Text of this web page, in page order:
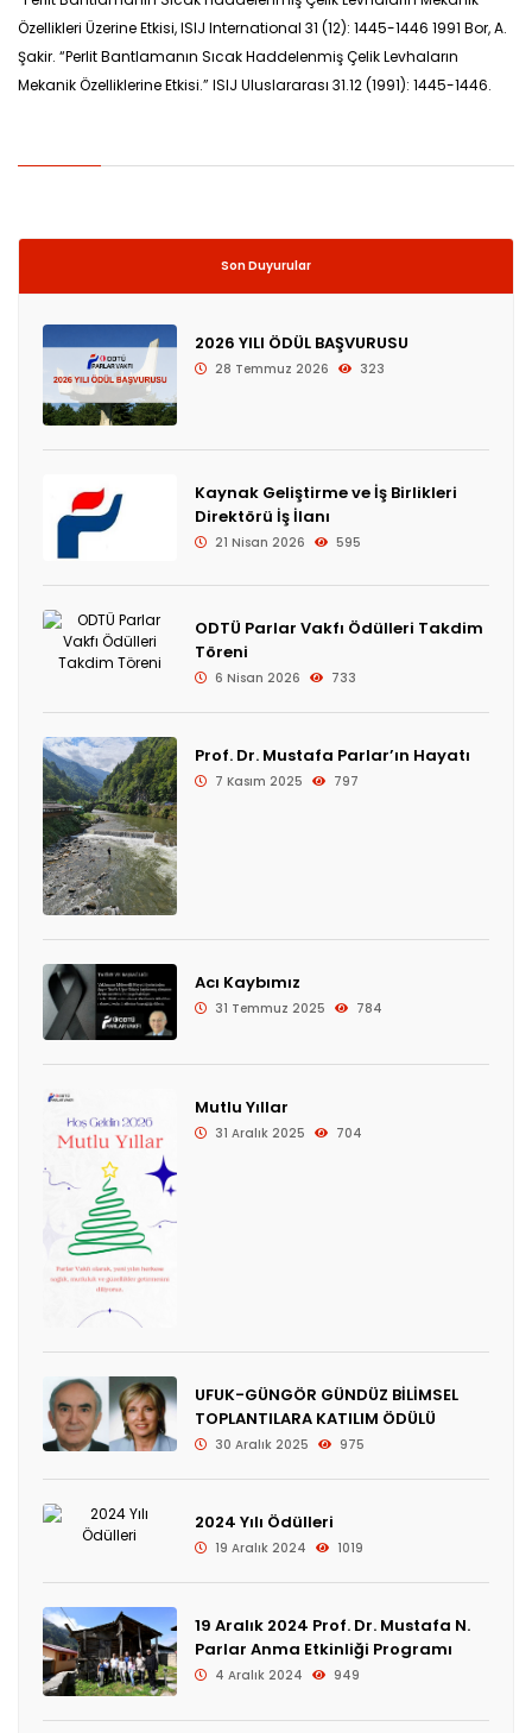
Özellikleri Üzerine Etkisi, ISIJ International 31 (12): 1445-1446 1991 Bor, A.
Şakir. “Perlit Bantlamanın Sıcak Haddelenmiş Çelik Levhaların
Mekanik Özelliklerine Etkisi.” ISIJ Uluslararası 31.12 (1991): 1445-1446.
Son Duyurular
2026 YILI ÖDÜL BAŞVURUSU
28 Temmuz 2026 323
Kaynak Geliştirme ve İş Birlikleri
Direktörü İş İlanı
21 Nisan 2026 595
ODTÜ Parlar Vakfı Ödülleri Takdim
Töreni
6 Nisan 2026 733
Prof. Dr. Mustafa Parlar’ın Hayatı
7 Kasım 2025 797
Acı Kaybımız
31 Temmuz 2025 784
Mutlu Yıllar
31 Aralık 2025 704
UFUK-GÜNGÖR GÜNDÜZ BİLİMSEL
TOPLANTILARA KATILIM ÖDÜLÜ
30 Aralık 2025 975
2024 Yılı Ödülleri
19 Aralık 2024 1019
19 Aralık 2024 Prof. Dr. Mustafa N.
Parlar Anma Etkinliği Programı
4 Aralık 2024 949